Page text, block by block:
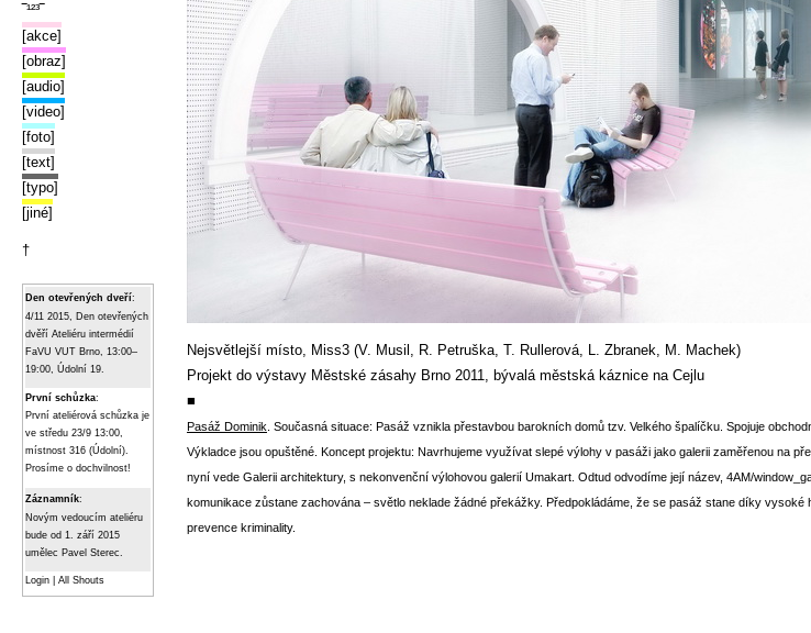
‾¹²³‾
[akce]
[obraz]
[audio]
[video]
[foto]
[text]
[typo]
[jiné]
†
Den otevřených dveří:
4/11 2015, Den otevřených
dvěří Ateliéru intermédií
FaVU VUT Brno, 13:00–
19:00, Údolní 19.
První schůzka:
První ateliérová schůzka je
ve středu 23/9 13:00,
místnost 316 (Údolní).
Prosíme o dochvilnost!
Záznamník:
Novým vedoucím ateliéru
bude od 1. září 2015
umělec Pavel Sterec.
Login All Shouts
Nejsvětlejší místo, Miss3 (V. Musil, R. Petruška, T. Rullerová, L. Zbranek, M. Machek)
Projekt do výstavy Městské zásahy Brno 2011, bývalá městská káznice na Cejlu
■
Pasáž Dominik . Současná situace: Pasáž vznikla přestavbou barokních domů tzv. Velkého špalíčku. Spojuje
Výkladce jsou opuštěné. Koncept projektu: Navrhujeme využívat slepé výlohy v pasáži jako galerii zaměřenou na
nyní vede Galerii architektury, s nekonvenční výlohovou galerií Umakart. Odtud odvodíme její název, 4AM/
komunikace zůstane zachována – světlo neklade žádné překážky. Předpokládáme, že se pasáž stane díky
prevence kriminality.